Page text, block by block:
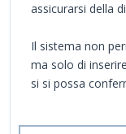
assicurarsi della
Il sistema non
ma solo di
si si possa